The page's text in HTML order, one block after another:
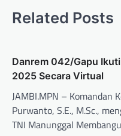
Related Posts
Danrem 042/Gapu
2025 Secara Virtual
JAMBI.MPN – Komandan
Purwanto, S.E., M.Sc.,
TNI Manunggal